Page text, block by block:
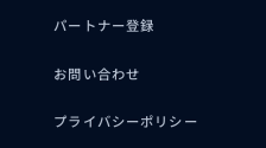
パートナー登録
お問い合わせ
プライバシーポリシー